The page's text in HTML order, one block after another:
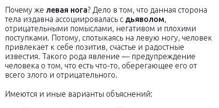
Почему же левая нога? Дело в том, что данная сторона
тела издавна ассоциировалась с дьяволом,
отрицательными помыслами, негативом и плохими
поступками. Потому, спотыкаясь на левую ногу, человек
привлекает к себе позитив, счастье и радостные
известия. Такого рода явление — предупреждение
человека о том, что есть что-то, оберегающее его от
всего злого и отрицательного.
Имеются и иные варианты объяснений: